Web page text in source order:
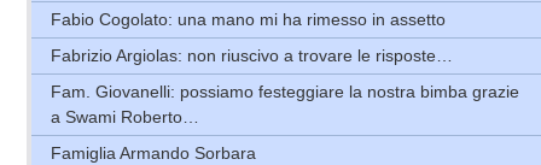
Fabio Cogolato: una mano mi ha rimesso in assetto
Fabrizio Argiolas: non riuscivo a trovare le risposte…
Fam. Giovanelli: possiamo festeggiare la nostra bimba grazie
a Swami Roberto…
Famiglia Armando Sorbara